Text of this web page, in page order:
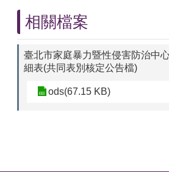
相關檔案
臺北市家庭暴力暨性侵害防治中
細表(共同表別核定公告檔)
ods(67.15 KB)